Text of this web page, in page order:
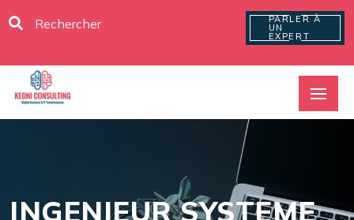
PARLER À
UN
EXPERT
INGENIEUR SYSTEME